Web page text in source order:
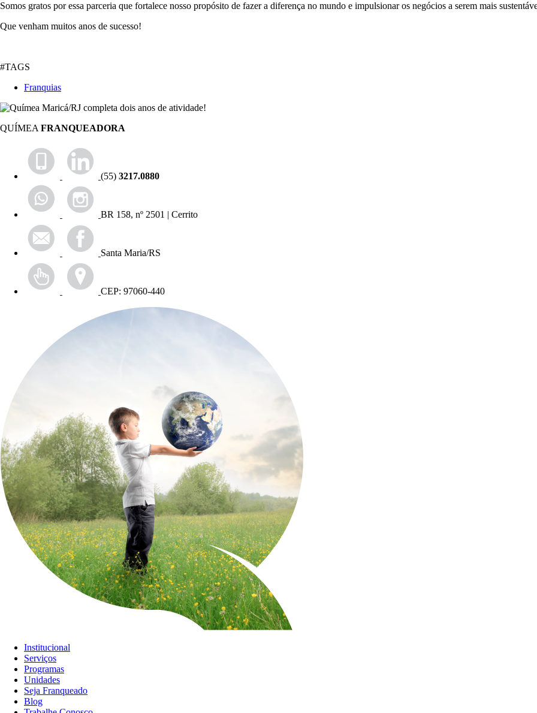
Somos gratos por essa parceria que fortalece nosso propósito de fazer a diferença no mundo e impulsionar os negócios a serem mais
Que venham muitos anos de sucesso!
#TAGS
Franquias
QUÍMEAFRANQUEADORA
(55) 3217.0880
BR 158, nº 2501 | Cerrito
Santa Maria/RS
CEP: 97060-440
Institucional
Serviços
Programas
Unidades
Seja Franqueado
Blog